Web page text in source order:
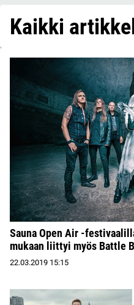
Kaikki
Sauna Open Air -
mukaan liittyi myös Battle
22.03.2019 15:15